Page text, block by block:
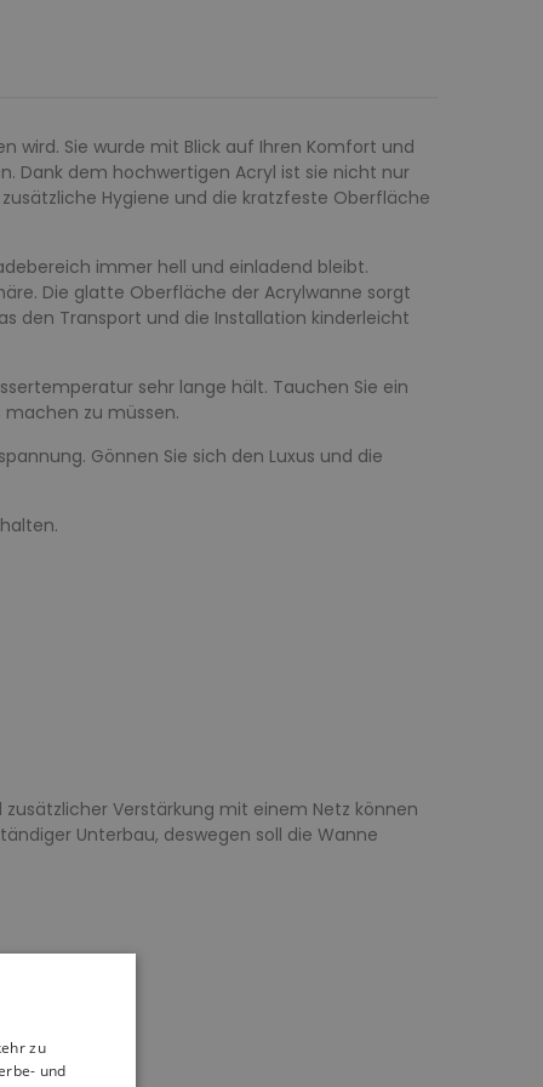
wird. Sie wurde mit Blick auf Ihren Komfort und
Dank dem hochwertigen Acryl ist sie nicht nur
Hygiene und die kratzfeste Oberfläche
immer hell und einladend bleibt.
Die glatte Oberfläche der Acrylwanne sorgt
den Transport und die Installation kinderleicht
sehr lange hält. Tauchen Sie ein
machen zu müssen.
Gönnen Sie sich den Luxus und die
Verstärkung mit einem Netz können
Unterbau, deswegen soll die Wanne
zu
und